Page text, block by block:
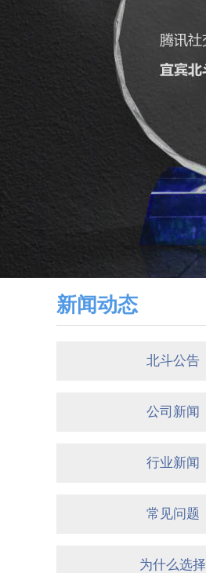
新闻动态
北斗公告
公司新闻
行业新闻
常见问题
为什么选择